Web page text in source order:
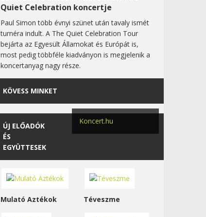
Quiet Celebration koncertje
Paul Simon több évnyi szünet után tavaly ismét
turnéra indult. A The Quiet Celebration Tour
bejárta az Egyesült Államokat és Európát is,
most pedig többféle kiadványon is megjelenik a
koncertanyag nagy része.
KÖVESS MINKET
Koncert.hu
ÚJ ELŐADÓK
ÉS
EGYÜTTESEK
Mulató Aztékok Téveszme